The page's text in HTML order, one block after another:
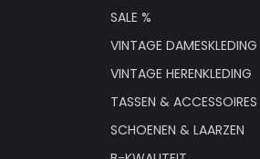
SALE %
VINTAGE DAMESKLEDING
VINTAGE HERENKLEDING
TASSEN & ACCESSOIRES
SCHOENEN & LAARZEN